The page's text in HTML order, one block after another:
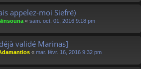
appelez-moi Siefré)
« sam. oct. 01, 2016 9:18 pm
validé Marinas]
« mar. févr. 16, 2016 9:32 pm